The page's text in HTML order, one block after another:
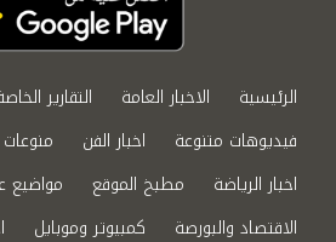
الرئيسية الاخبار العامة التقارير
فيديوهات متنوعة
اخبار الفن
اخبار الرياضة
مطبخ الموقع
مواضيع
الاقتصاد والبورصة
كمبيوتر وموبايل